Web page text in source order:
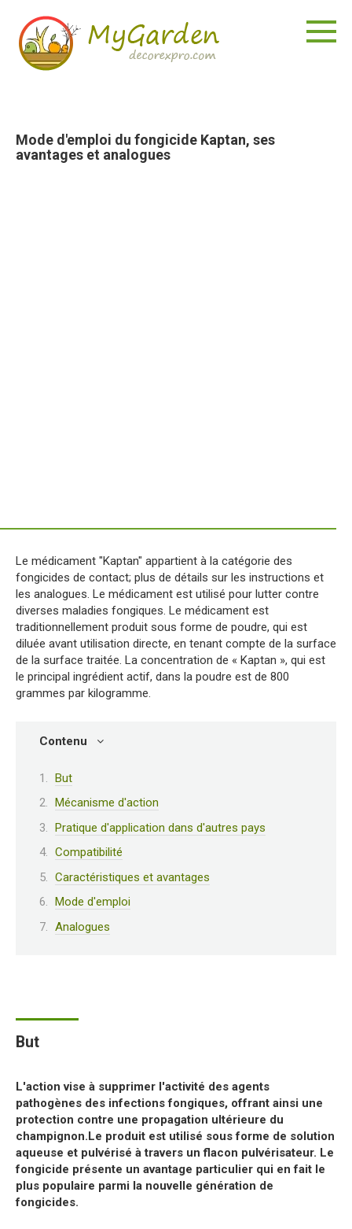
contenu
Mode d'emploi du fongicide Kaptan, ses
avantages et analogues
Le médicament "Kaptan" appartient à la catégorie des
fongicides de contact; plus de détails sur les instructions et
les analogues. Le médicament est utilisé pour lutter contre
diverses maladies fongiques. Le médicament est
traditionnellement produit sous forme de poudre, qui est
diluée avant utilisation directe, en tenant compte de la surface
de la surface traitée. La concentration de « Kaptan », qui est
le principal ingrédient actif, dans la poudre est de 800
grammes par kilogramme.
Contenu
But
Mécanisme d'action
Pratique d'application dans d'autres pays
Compatibilité
Caractéristiques et avantages
Mode d'emploi
Analogues
But
L'action vise à supprimer l'activité des agents
pathogènes des infections fongiques, offrant ainsi une
protection contre une propagation ultérieure du
champignon.Le produit est utilisé sous forme de solution
aqueuse et pulvérisé à travers un flacon pulvérisateur. Le
fongicide présente un avantage particulier qui en fait le
plus populaire parmi la nouvelle génération de
fongicides.